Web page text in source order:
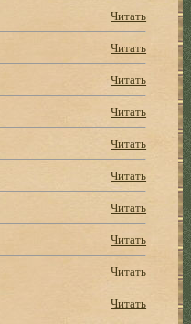
Читать
Читать
Читать
Читать
Читать
Читать
Читать
Читать
Читать
Читать